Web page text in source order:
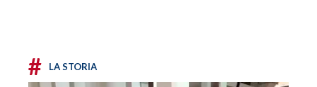
# LA STORIA